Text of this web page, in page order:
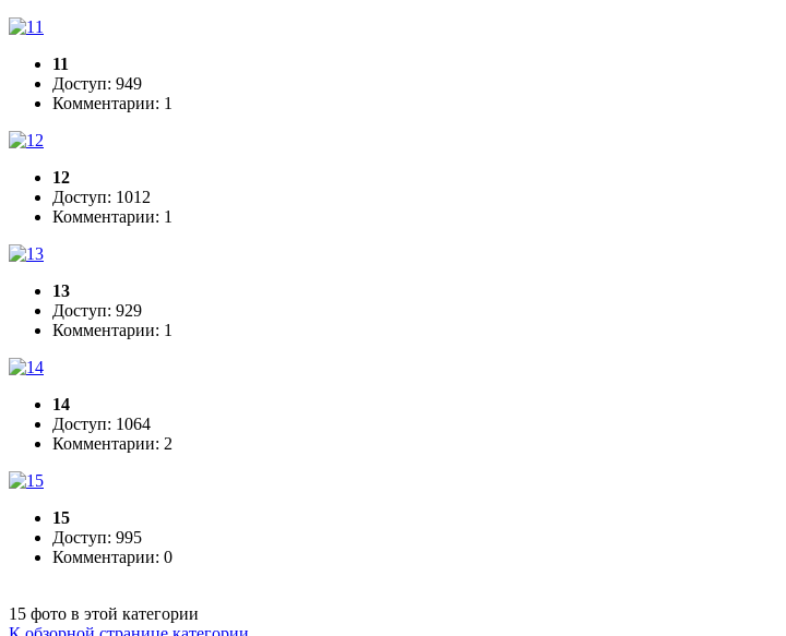
11
Доступ: 949
Комментарии: 1
12
Доступ: 1012
Комментарии: 1
13
Доступ: 929
Комментарии: 1
14
Доступ: 1064
Комментарии: 2
15
Доступ: 995
Комментарии: 0
15 фото в этой категории